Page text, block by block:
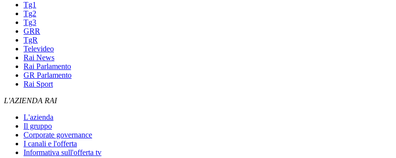
Tg1
Tg2
Tg3
GRR
TgR
Televideo
Rai News
Rai Parlamento
GR Parlamento
Rai Sport
L'AZIENDA RAI
L'azienda
Il gruppo
Corporate governance
I canali e l'offerta
Informativa sull'offerta tv